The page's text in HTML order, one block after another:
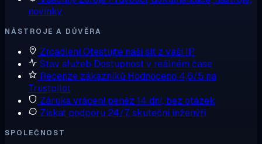
novinky
NÁSTROJE A DŮVĚRA
ZrcadleníOtestujte naši síť z vaší IP
Stav služeb Dostupnost v reálném čase
Recenze zákazníků Hodnoceno 4,6/5 na
Trustpilot
Záruka vrácení peněz 14 dní, bez otázek
Získat podporu 24/7, skuteční inženýři
SPOLEČNOST